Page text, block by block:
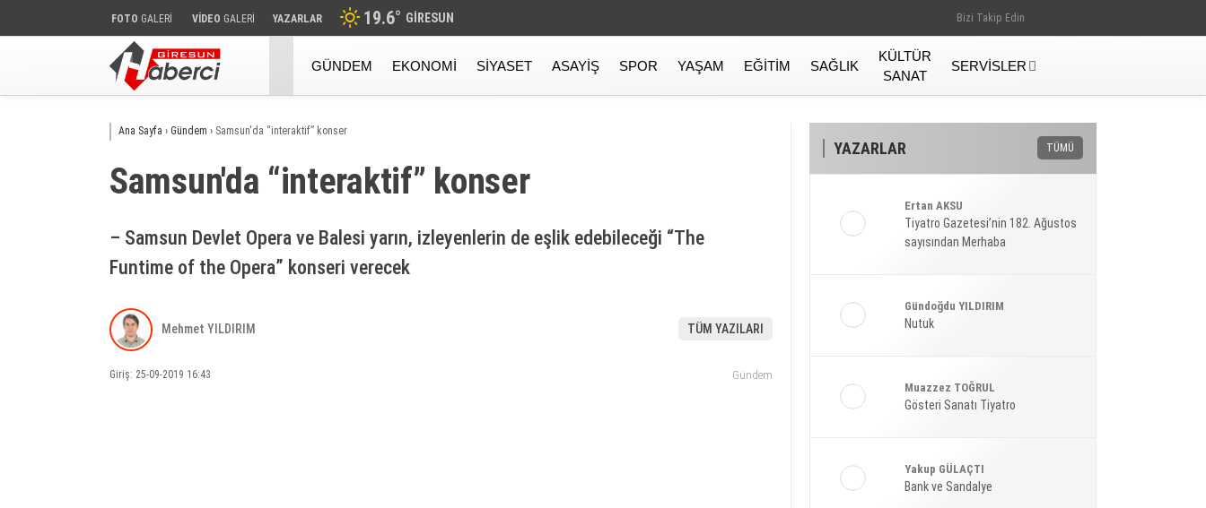
Ekonomi
FOTO GALERİ VİDEO GALERİ YAZARLAR 19.6° GIRESUN Bizi Takip Edin
GÜNDEM EKONOMI SIYASET ASAYIŞ SPOR YAŞAM EĞITIM SAĞLIK
KÜLTÜR
SANAT
SERVISLER
Ana Sayfa › Gündem › Samsun'da “interaktif” konser
Samsun'da “interaktif” konser
– Samsun Devlet Opera ve Balesi yarın, izleyenlerin de eşlik edebileceği “The
Funtime of the Opera” konseri verecek
Mehmet YILDIRIM TÜM YAZILARI
Giriş: 25-09-2019 16:43 Gündem
YAZARLAR TÜMÜ
Ertan AKSU
Tiyatro Gazetesi’nin 182. Ağustos
sayısından Merhaba
Gündoğdu YILDIRIM
Nutuk
Muazzez TOĞRUL
Gösteri Sanatı Tiyatro
Yakup GÜLAÇTI
Bank ve Sandalye